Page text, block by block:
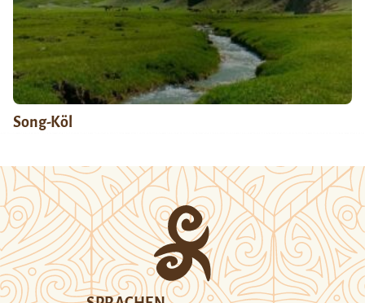
Song-Köl